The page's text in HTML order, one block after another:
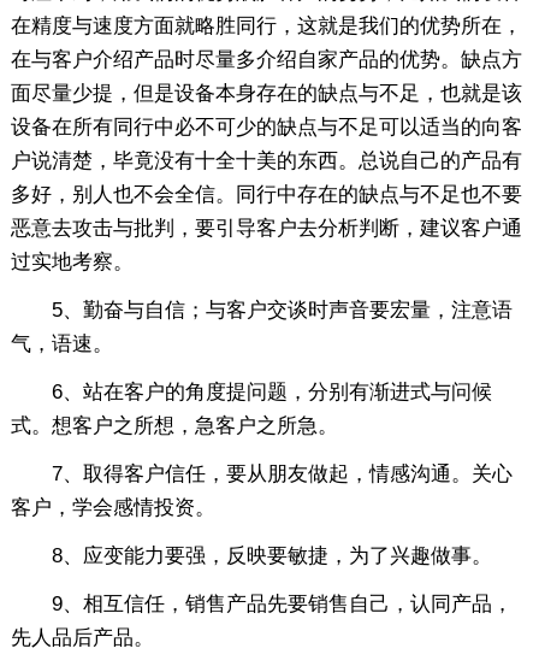
在精度与速度方面就略胜同行，这就是我们的优势所在，
在与客户介绍产品时尽量多介绍自家产品的优势。缺点方
面尽量少提，但是设备本身存在的缺点与不足，也就是该
设备在所有同行中必不可少的缺点与不足可以适当的向客
户说清楚，毕竟没有十全十美的东西。总说自己的产品有
多好，别人也不会全信。同行中存在的缺点与不足也不要
恶意去攻击与批判，要引导客户去分析判断，建议客户通
过实地考察。
5、勤奋与自信；与客户交谈时声音要宏量，注意语
气，语速。
6、站在客户的角度提问题，分别有渐进式与问候
式。想客户之所想，急客户之所急。
7、取得客户信任，要从朋友做起，情感沟通。关心
客户，学会感情投资。
8、应变能力要强，反映要敏捷，为了兴趣做事。
9、相互信任，销售产品先要销售自己，认同产品，
先人品后产品。